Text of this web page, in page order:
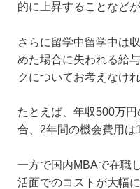
的に上昇することなど
さらに留学中留学中は
めた場合に失われる給
クについてお考えなけ
たとえば、年収500万
合、2年間の機会費用は
一方で国内MBAで在職
活面でのコストが大幅